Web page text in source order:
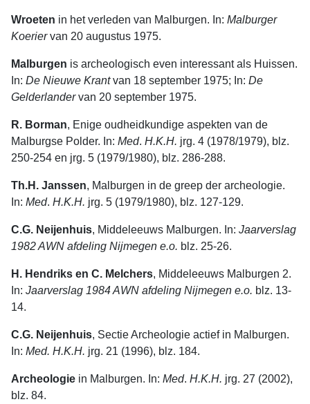
Wroeten in het verleden van Malburgen. In: Malburger
Koeriervan 20 augustus 1975.
Malburgen is archeologisch even interessant als Huissen.
In: De Nieuwe Krantvan 18 september 1975; In: De
Gelderlandervan 20 september 1975.
R. Borman, Enige oudheidkundige aspekten van de
Malburgse Polder. In: Med. H.K.H. jrg. 4 (1978/1979), blz.
250-254 en jrg. 5 (1979/1980), blz. 286-288.
Th.H. Janssen, Malburgen in de greep der archeologie.
In: Med. H.K.H. jrg. 5 (1979/1980), blz. 127-129.
C.G. Neijenhuis, Middeleeuws Malburgen. In: Jaarverslag
1982 AWN afdeling Nijmegen e.o. blz. 25-26.
H. Hendriks en C. Melchers, Middeleeuws Malburgen 2.
In: Jaarverslag 1984 AWN afdeling Nijmegen e.o. blz. 13-
14.
C.G. Neijenhuis, Sectie Archeologie actief in Malburgen.
In: Med. H.K.H. jrg. 21 (1996), blz. 184.
Archeologie in Malburgen. In: Med. H.K.H. jrg. 27 (2002),
blz. 84.